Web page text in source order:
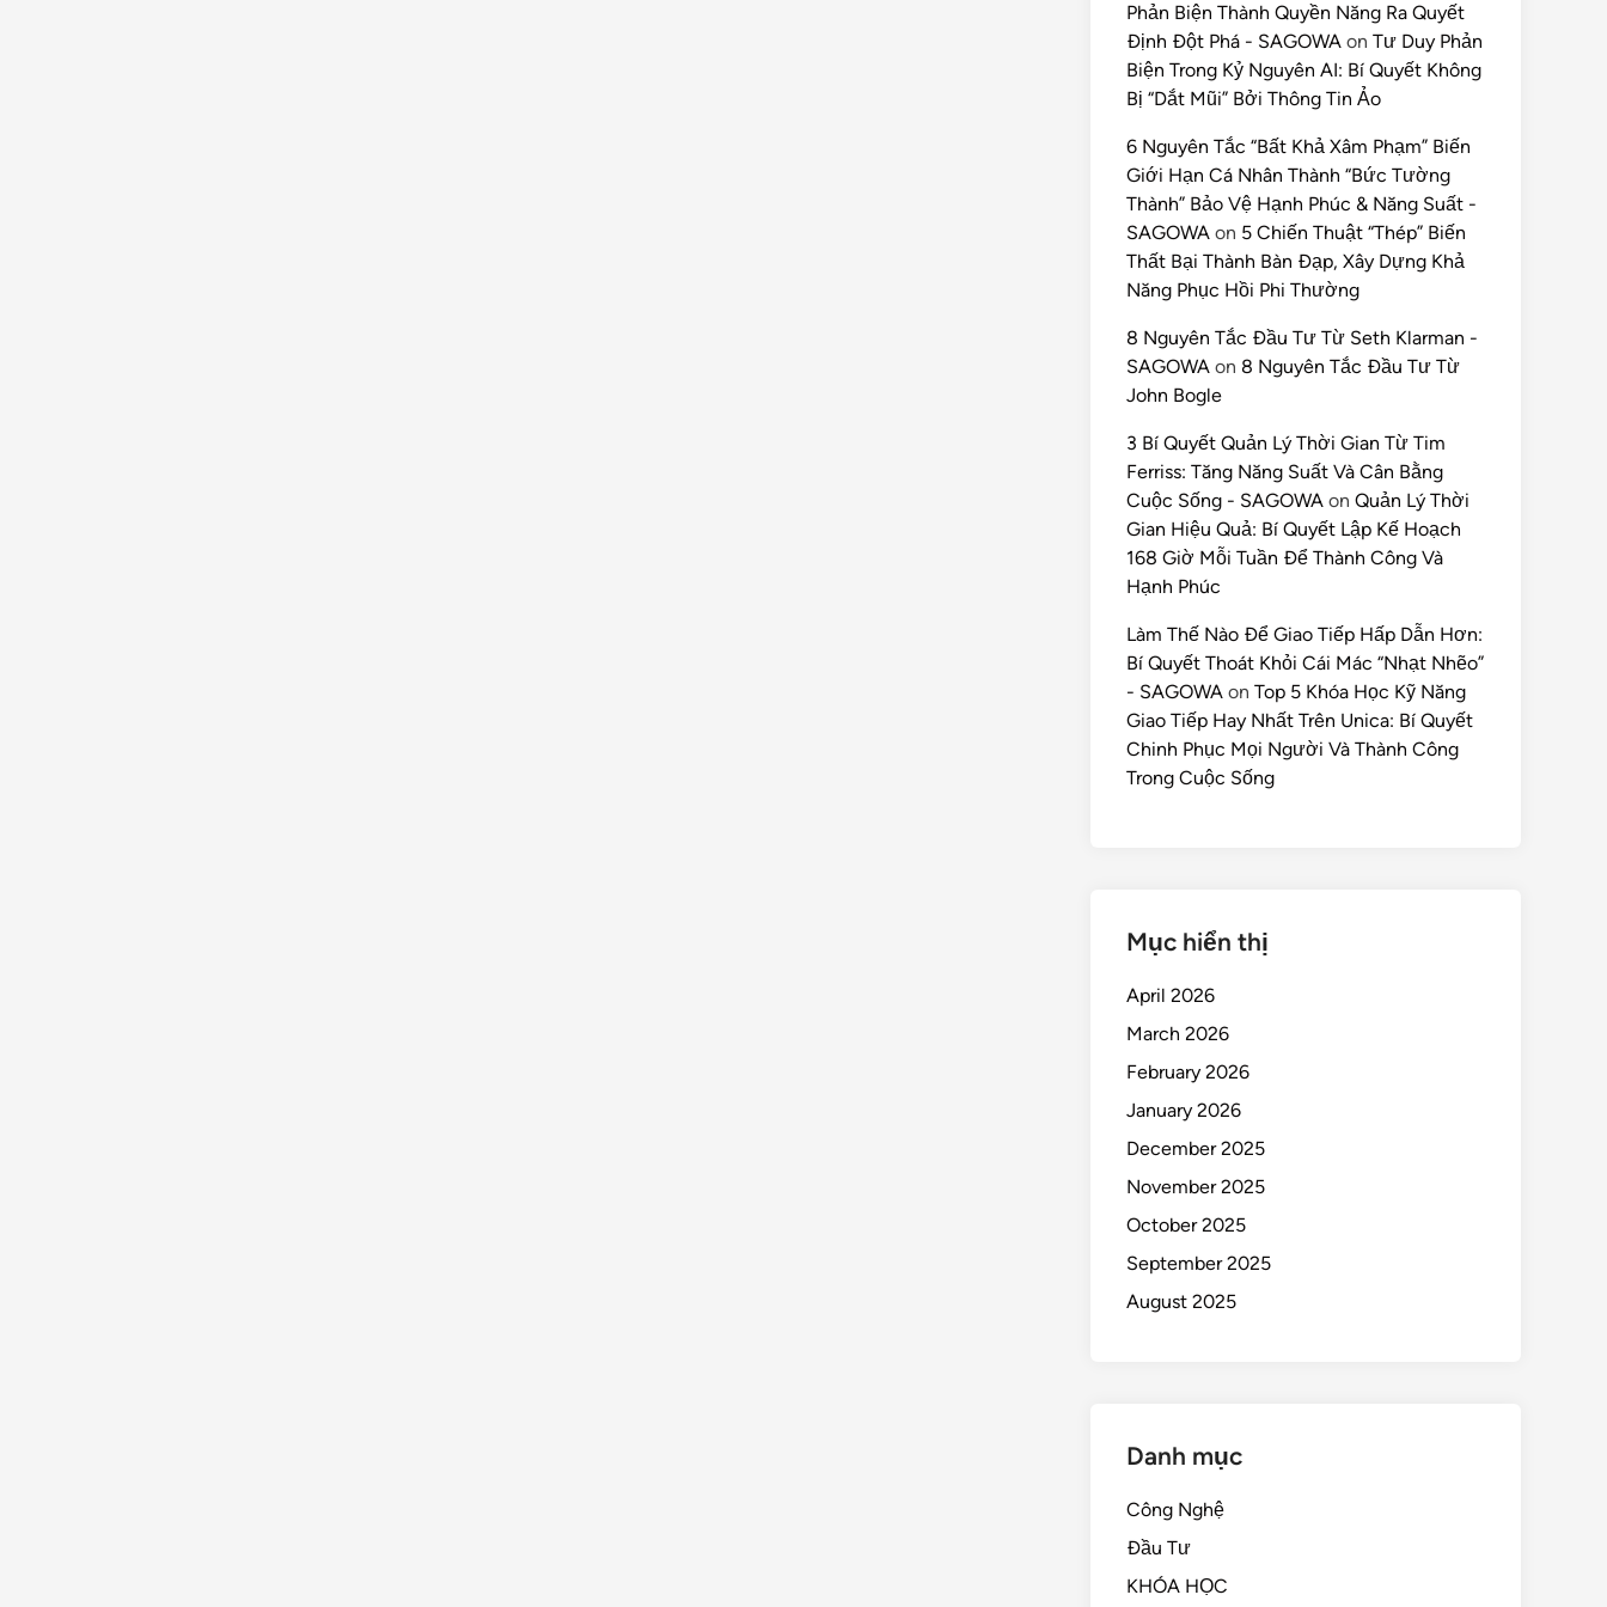
Phản Biện Thành Quyền Năng Ra Quyết
Định Đột Phá - SAGOWA on Tư Duy Phản
Biện Trong Kỷ Nguyên AI: Bí Quyết Không
Bị “Dắt Mũi” Bởi Thông Tin Ảo
6 Nguyên Tắc “Bất Khả Xâm Phạm” Biến
Giới Hạn Cá Nhân Thành “Bức Tường
Thành” Bảo Vệ Hạnh Phúc & Năng Suất -
SAGOWA on 5 Chiến Thuật “Thép” Biến
Thất Bại Thành Bàn Đạp, Xây Dựng Khả
Năng Phục Hồi Phi Thường
8 Nguyên Tắc Đầu Tư Từ Seth Klarman -
SAGOWA on 8 Nguyên Tắc Đầu Tư Từ
John Bogle
3 Bí Quyết Quản Lý Thời Gian Từ Tim
Ferriss: Tăng Năng Suất Và Cân Bằng
Cuộc Sống - SAGOWA on Quản Lý Thời
Gian Hiệu Quả: Bí Quyết Lập Kế Hoạch
168 Giờ Mỗi Tuần Để Thành Công Và
Hạnh Phúc
Làm Thế Nào Để Giao Tiếp Hấp Dẫn Hơn:
Bí Quyết Thoát Khỏi Cái Mác “Nhạt Nhẽo”
- SAGOWA on Top 5 Khóa Học Kỹ Năng
Giao Tiếp Hay Nhất Trên Unica: Bí Quyết
Chinh Phục Mọi Người Và Thành Công
Trong Cuộc Sống
Mục hiển thị
April 2026
March 2026
February 2026
January 2026
December 2025
November 2025
October 2025
September 2025
August 2025
Danh mục
Công Nghệ
Đầu Tư
KHÓA HỌC